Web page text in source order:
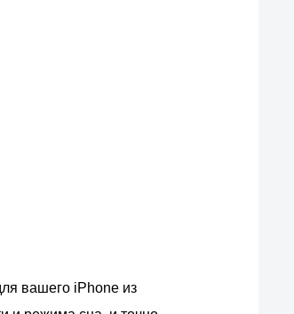
вашего iPhone из